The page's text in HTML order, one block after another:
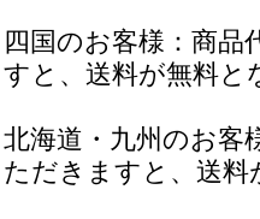
四国のお客様：商
すと、送料が無料と
北海道・九州のお
ただきますと、送